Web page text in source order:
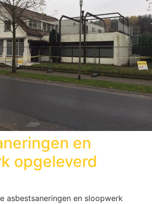
en
opgeleverd
asbestsaneringen en sloopwerk